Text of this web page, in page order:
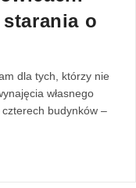
starania o
dla tych, którzy nie
własnego
budynków –